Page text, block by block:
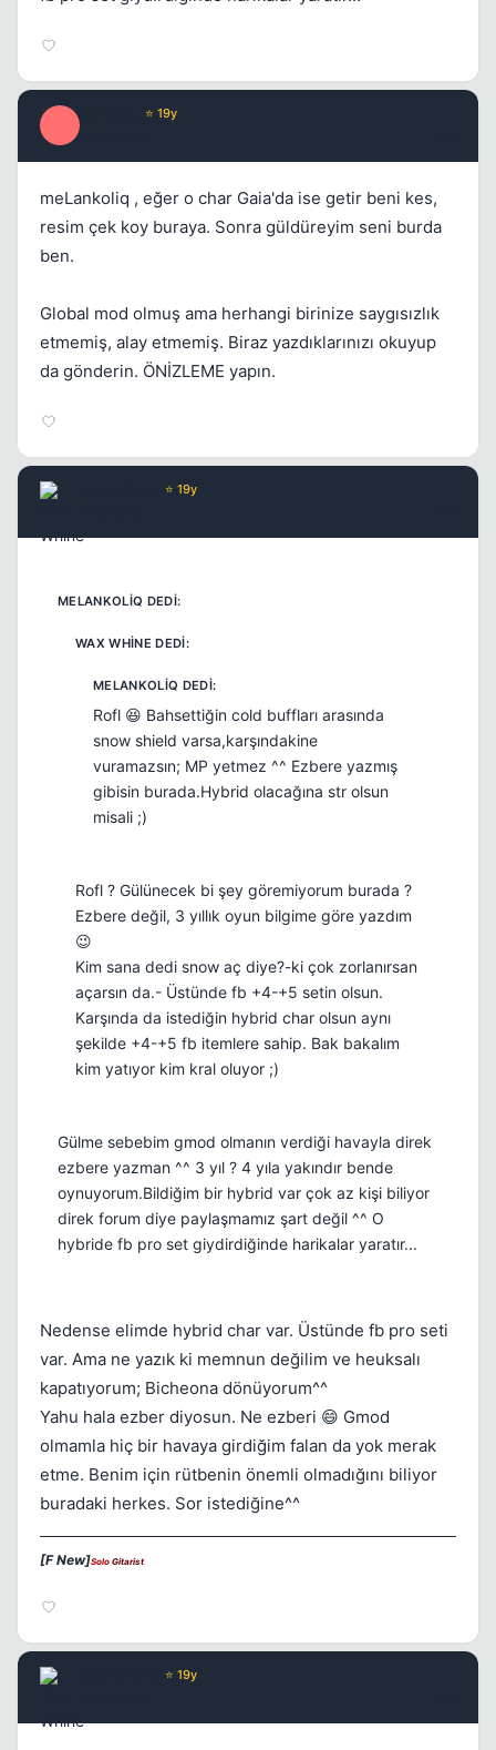
⭐ 19y
meLankoliq , eğer o char Gaia'da ise getir beni kes,
resim çek koy buraya. Sonra güldüreyim seni burda
ben.
Global mod olmuş ama herhangi birinize saygısızlık
etmemiş, alay etmemiş. Biraz yazdıklarınızı okuyup
da gönderin. ÖNİZLEME yapın.
⭐ 19y
Rofl 😆 Bahsettiğin cold buffları arasında
snow shield varsa,karşındakine
vuramazsın; MP yetmez ^^ Ezbere yazmış
gibisin burada.Hybrid olacağına str olsun
misali ;)
Rofl ? Gülünecek bi şey göremiyorum burada ?
Ezbere değil, 3 yıllık oyun bilgime göre yazdım
😉
Kim sana dedi snow aç diye?-ki çok zorlanırsan
açarsın da.- Üstünde fb +4-+5 setin olsun.
Karşında da istediğin hybrid char olsun aynı
şekilde +4-+5 fb itemlere sahip. Bak bakalım
kim yatıyor kim kral oluyor ;)
Gülme sebebim gmod olmanın verdiği havayla direk
ezbere yazman ^^ 3 yıl ? 4 yıla yakındır bende
oynuyorum.Bildiğim bir hybrid var çok az kişi biliyor
direk forum diye paylaşmamız şart değil ^^ O
hybride fb pro set giydirdiğinde harikalar yaratır...
Nedense elimde hybrid char var. Üstünde fb pro seti
var. Ama ne yazık ki memnun değilim ve heuksalı
kapatıyorum; Bicheona dönüyorum^^
Yahu hala ezber diyosun. Ne ezberi 😄 Gmod
olmamla hiç bir havaya girdiğim falan da yok merak
etme. Benim için rütbenin önemli olmadığını biliyor
buradaki herkes. Sor istediğine^^
[F New]Solo Gitarist
⭐ 19y